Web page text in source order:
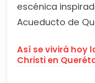
escénica
Acueducto de
Así se vivirá hoy
Christi en